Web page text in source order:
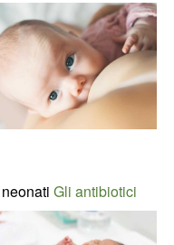
Gli antibiotici